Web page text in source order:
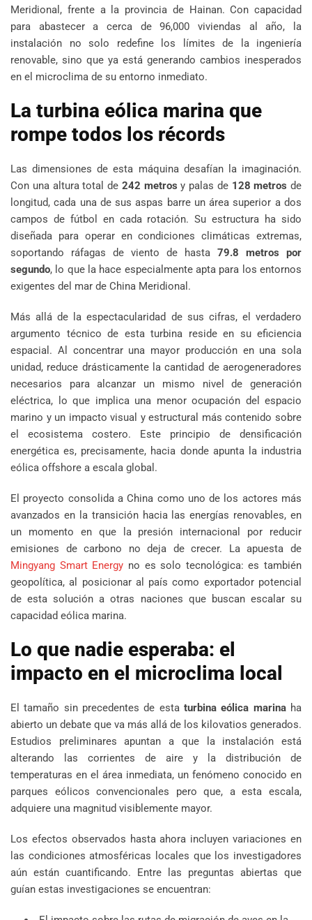
Meridional, frente a la provincia de Hainan. Con capacidad
para abastecer a cerca de 96,000 viviendas al año, la
instalación no solo redefine los límites de la ingeniería
renovable, sino que ya está generando cambios inesperados
en el microclima de su entorno inmediato.
La turbina eólica marina que
rompe todos los récords
Las dimensiones de esta máquina desafían la imaginación.
Con una altura total de 242 metros y palas de 128 metros de
longitud, cada una de sus aspas barre un área superior a dos
campos de fútbol en cada rotación. Su estructura ha sido
diseñada para operar en condiciones climáticas extremas,
soportando ráfagas de viento de hasta 79.8 metros por
segundo, lo que la hace especialmente apta para los entornos
exigentes del mar de China Meridional.
Más allá de la espectacularidad de sus cifras, el verdadero
argumento técnico de esta turbina reside en su eficiencia
espacial. Al concentrar una mayor producción en una sola
unidad, reduce drásticamente la cantidad de aerogeneradores
necesarios para alcanzar un mismo nivel de generación
eléctrica, lo que implica una menor ocupación del espacio
marino y un impacto visual y estructural más contenido sobre
el ecosistema costero. Este principio de densificación
energética es, precisamente, hacia donde apunta la industria
eólica offshore a escala global.
El proyecto consolida a China como uno de los actores más
avanzados en la transición hacia las energías renovables, en
un momento en que la presión internacional por reducir
emisiones de carbono no deja de crecer. La apuesta de
Mingyang Smart Energy no es solo tecnológica: es también
geopolítica, al posicionar al país como exportador potencial
de esta solución a otras naciones que buscan escalar su
capacidad eólica marina.
Lo que nadie esperaba: el
impacto en el microclima local
El tamaño sin precedentes de esta turbina eólica marinaha
abierto un debate que va más allá de los kilovatios generados.
Estudios preliminares apuntan a que la instalación está
alterando las corrientes de aire y la distribución de
temperaturas en el área inmediata, un fenómeno conocido en
parques eólicos convencionales pero que, a esta escala,
adquiere una magnitud visiblemente mayor.
Los efectos observados hasta ahora incluyen variaciones en
las condiciones atmosféricas locales que los investigadores
aún están cuantificando. Entre las preguntas abiertas que
guían estas investigaciones se encuentran: